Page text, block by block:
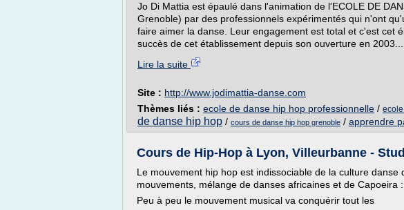
Jo Di Mattia est épaulé dans l'animation de l'ECOLE DE
Grenoble) par des professionnels expérimentés qui n'ont
faire aimer la danse. Leur engagement est total et c'est cet
succès de cet établissement depuis son ouverture en 2003....
Lire la suite
Site : http://www.jodimattia-danse.com
Thèmes liés : ecole de danse hip hop professionnelle /
de danse hip hop / cours de danse hip hop grenoble / apprendre
Cours de Hip-Hop à Lyon, Villeurbanne -
Le mouvement hip hop est indissociable de la culture danse
mouvements, mélange de danses africaines et de Capoeira
Peu à peu le mouvement musical va conquérir tout les